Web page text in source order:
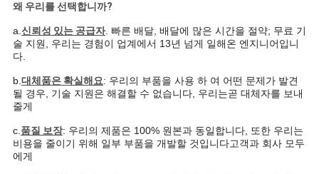
PRIVACY
POLICY
왜 우리를 선택합니까?
a. 신뢰성 있는 공급자. 빠른 배달, 배달에 많은 시간을 절약; 무료 기
술 지원, 우리는 경험이 업계에서 13년 넘게 일해온 엔지니어입니
다.
b. 대체품은 확실해요: 우리의 부품을 사용 하 여 어떤 문제가 발견
될 경우, 기술 지원은 해결할 수 없습니다, 우리는곧 대체자를 보내
줄게
c. 품질 보장: 우리의 제품은 100% 원본과 동일합니다, 또한 우리는
비용을 줄이기 위해 일부 부품을 개발할 것입니다고객과 회사 모두
에게